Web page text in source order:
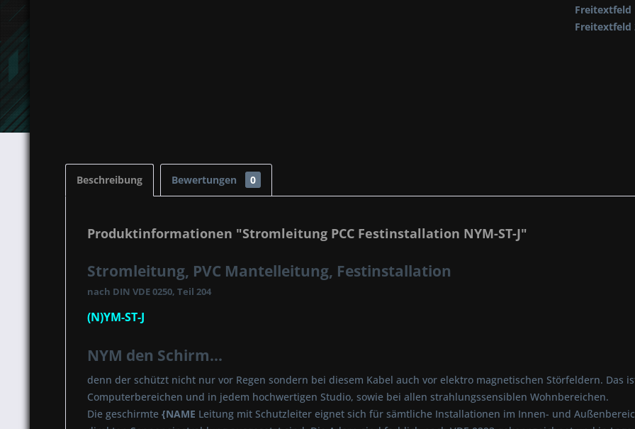
Freitextfeld
Freitextfeld
Beschreibung Bewertungen 0
Produktinformationen "Stromleitung PCC Festinstallation NYM-ST-J"
Stromleitung, PVC Mantelleitung, Festinstallation
nach DIN VDE 0250, Teil 204
(N)YM-ST-J
NYM den Schirm...
denn der schützt nicht nur vor Regen sondern bei diesem Kabel auch vor elektro magnetischen Störfeldern. Das
Computerbereichen und in jedem hochwertigen Studio, sowie bei allen strahlungssensiblen Wohnbereichen.
Die geschirmte {NAME Leitung mit Schutzleiter eignet sich für sämtliche Installationen im Innen- und